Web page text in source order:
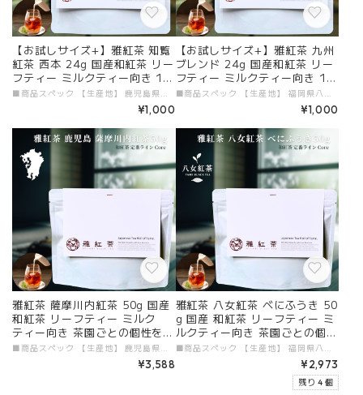
【お試しサイズ+】雅紅茶 知覧
紅茶 西本 24g 国産和紅茶 リー
フティー ミルクティー向き 10
00円ポッキリ | お茶 日本茶 紅
茶 和紅茶 茶の支度 送料無料 丁
寧なくらし 【定番】【Entry
+】
¥1,000
【お試しサイズ+】雅紅茶 九州
ブレンド 24g 国産和紅茶 リー
フティー ミルクティー向き 10
00円ポッキリ | お茶 日本茶 紅
茶 和紅茶 茶の支度 送料無料 丁
寧なくらし 【定番】【Entry
+】
¥1,000
雅紅茶 薩摩川内紅茶 50g 国産
和紅茶 リーフティー ミルク
ティー向き 茶園ごとの個性を味
わう主力ライン | お茶 日本茶
紅茶 和紅茶 茶の支度 送料無料
丁寧なくらし 【定番】【Cor
■商品スペック 【生産地】 鹿児島県薩摩川内市 【原材料】 国産和紅茶 【添加物】 すべて不使用 【茶葉タイプ】 リーフティー 【内容量】 50g 【加工者・販売者】 有限会社ガーラジャパン # 商品説明文 「雅紅茶 薩摩川内紅茶 50g」が新登場！鹿児島県薩摩川内市の豊かな自然の中で育まれた和紅茶は、香り高く甘みのあるバランスの取れた味わいが特徴です。渋みが少なく、特にミルクティーとの相性が抜群で、贅沢なティータイムを演出します。ぜひこの豊かな風味をお楽しみください！ ■ 毎日のリフレッシュに最適！ 50gのパックは、日々のティータイムを特別な体験に変えてくれます。薩摩川内紅茶の甘美な香りとクリーミーなミルクティーの組み合わせが、心と体をリフレッシュさせる至福の瞬間を提供します。また、美味しい紅茶の淹れ方冊子が付属しているので、初心者でも簡単に楽しめるアレンジに挑戦してみてください！ ■ 薩摩川内の特性豊かな味わい 薩摩川内紅茶は、丁寧に育てられた茶葉から成る逸品です。香り高い風味とまろやかな甘さが、あなたの日常に特別なひとときをもたらしてくれることでしょう。日本産和紅茶の魅力を、ぜひこの機会に体験してみてください。 ■ 送料無料で手軽にお届け 便利なメール便を利用し、送料無料でお届けいたします。忙しい日常の中でも、高品質な和紅茶を気軽に楽しめるのが嬉しいポイントです。この機会に、薩摩川内の特製和紅茶をぜひお試しください！ 特別なティータイムを「雅紅茶 薩摩川内紅茶 50g」で楽しみ、日常に贅沢なひとときをプラスしてみませんか？
¥3,588
雅紅茶 八女紅茶 べにふうき 50
g 国産 和紅茶 リーフティー ミ
ルクティー向き 茶園ごとの個性
を味わう主力ライン | お茶 日
本茶 紅茶 和紅茶 茶の支度 送料
無料 丁寧なくらし 【定番】
■商品スペック 【生産地】 福岡県八女市 【原材料】 国産和紅茶（べにふうき） 【添加物】 すべて不使用 【茶葉タイプ】 リーフティー 【内容量】 50g 【加工者・販売者】 有限会社ガーラジャパン # 商品説明文 「雅紅茶 八女紅茶 べにふうき 50g」が新登場！日本有数の紅茶産地、八女市の「べにふうき」を贅沢に使用した和紅茶です。この茶葉から生まれる芳醇な香りとまろやかな味わいは、特にミルクティーとの相性が抜群で、心を豊かにする至福のひとときを提供します。ぜひその深い風味をお楽しみください！ ■ 毎日のリフレッシュに最適！ 50gのパックは、日々のティータイムを特別な体験に変えてくれます。八女紅茶 べにふうきの香り立つ風味とクリーミーなミルクティーの組み合わせが、心と体をリフレッシュさせる贅沢な瞬間を演出します。さらに、初心者でも簡単に楽しめる淹れ方ガイドも付属しているので、様々なアレンジに挑戦してみてください！ ■ 八女の特性豊かな味わい 八女紅茶 べにふうきは、心を込めて育てられた茶葉の特性を一口ごとに感じることができる逸品です。華やかで優しい香りが、あなたの日常に特別なひとときをもたらしてくれることでしょう。日本産和紅茶の魅力を、この機会にぜひ体験してみてください。 ■ 送料無料で手軽にお届け 便利なメール便を利用し、送料無料でお届けいたします。忙しい日常の中でも、高品質な和紅茶を気軽に楽しめるのが嬉しいポイントです。この機会に、八女の特製和紅茶をぜひお試しください！ 特別なティータイムを「雅紅茶 八女紅茶 べにふうき」で楽しみ、日常に贅沢なひとときをプラスしてみませんか？
¥2,973
残り 4 個